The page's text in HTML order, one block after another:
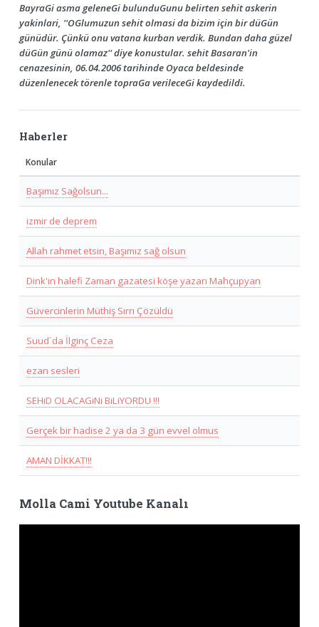
BayraGi asma geleneGi bulunduGunu belirten sehit askerin
yakinlari, ''OGlumuzun sehit olmasi da bizim için bir düGün
günüdür. Çünkü onu vatana kurban verdik. Bundan daha güzel
düGün günü olamaz'' diye konustular. sehit Basaran'in
cenazesinin, 06.04.2006 tarihinde Oyaca beldesinde
düzenlenecek törenle topraGa verileceGi kaydedildi.
Haberler
Konular
Başımız Sağolsun...
izmir de deprem
Allah rahmet etsin, Başımız sağ olsun
Dink'in halefi Zaman gazatesi köşe yazarı Mahçupyan
Güvercinlerin Müthiş Sırrı Çözüldü
Suud´da İlginç Ceza
ezan sesleri
SEHiD OLACAGiNi BiLiYORDU !!!
Gerçek bir hadise 2 ya da 3 gün evvel olmus
AMAN DİKKAT!!!
Molla Cami Youtube Kanalı